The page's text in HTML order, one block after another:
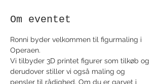
Om eventet
Ronni byder velkommen til figurmaling i
Operaen.
Vi tilbyder 3D printet figurer som tilkøb og
derudover stiller vi også maling og
pensler til rådighed. Om du er garvet i